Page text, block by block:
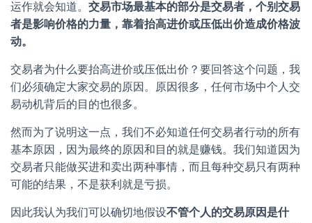
运作就会知道。 交易市场最基本的部分是交易者，个别交易
者是影响价格的力量，靠着抬高进价或压低出价造成价格波
动。
交易者为什么要抬高进价或压低出价？要回答这个问题，我
们必须确定大家交易的原因。原因很多，任何市场中个人交
易动机背后的目的也很多。
然而为了说明这一点，我们不必知道任何交易者行动的所有
基本原因，因为最终的原因和目的就是赚钱。我们知道因为
交易者只能做买进和卖出两种事情，而且每种交易只有两种
可能的结果，不是获利就是亏损。
因此我认为我们可以确切地假设不管个人的交易原因是什